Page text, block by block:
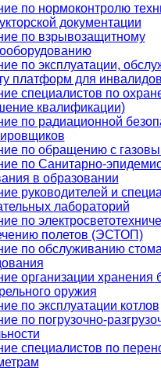
по нормоконтролю
документации
по взрывозащитному
по эксплуатации,
платформ для инвалидов
специалистов по
квалификации)
по радиационной
по обращению с
по Санитарно-
в образовании
руководителей и
лабораторий
по
полетов (ЭСТОП)
по обслуживанию
организации хранения
оружия
по эксплуатации котлов
по погрузочно-
специалистов по